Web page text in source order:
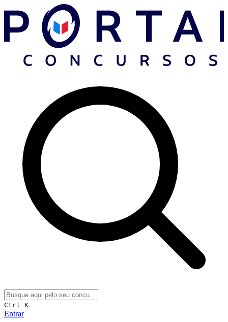
Ctrl K
Entrar